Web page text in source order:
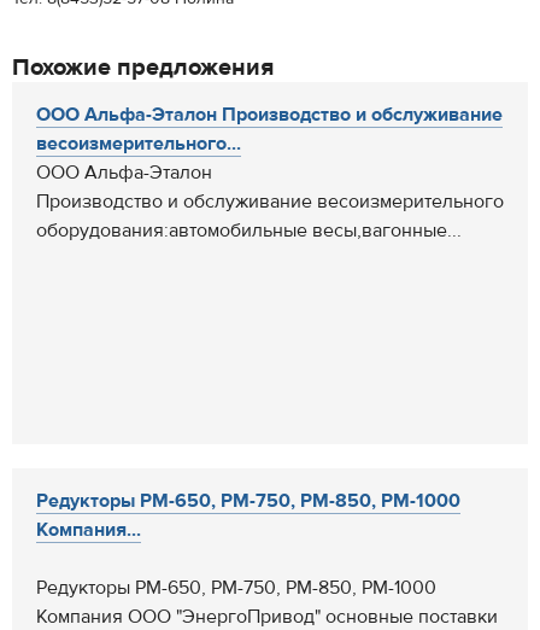
Похожие предложения
ООО Альфа-Эталон Производство и обслуживание
весоизмерительного...
ООО Альфа-Эталон
Производство и обслуживание весоизмерительного
оборудования:автомобильные весы,вагонные...
Редукторы РМ-650, РМ-750, РМ-850, РМ-1000
Компания...
Редукторы РМ-650, РМ-750, РМ-850, РМ-1000
Компания ООО "ЭнергоПривод" основные поставки